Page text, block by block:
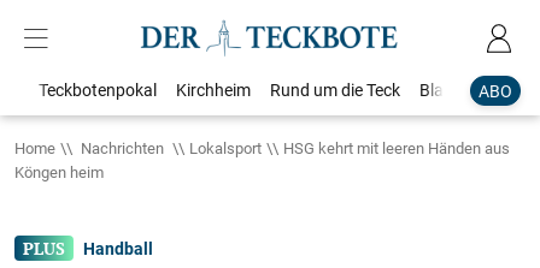
ABO
Teckbotenpokal Kirchheim Rund um die Teck Blaulicht
Home Nachrichten Lokalsport
HSG kehrt mit leeren Händen aus
Köngen heim
Handball